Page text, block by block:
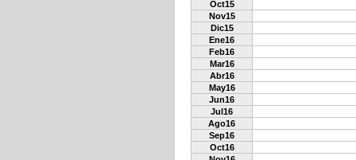
Oct15
Nov15
Dic15
Ene16
Feb16
Mar16
Abr16
May16
Jun16
Jul16
Ago16
Sep16
Oct16